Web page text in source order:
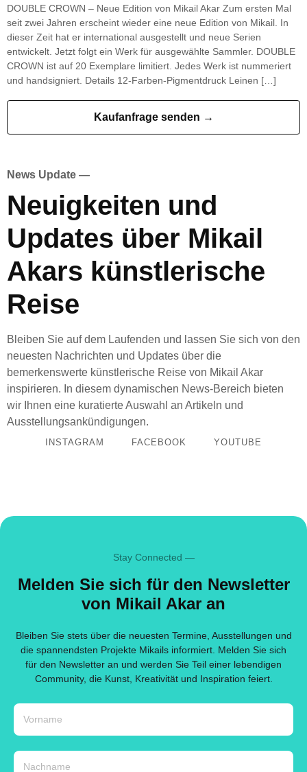
DOUBLE CROWN – Neue Edition von Mikail Akar Zum ersten Mal
seit zwei Jahren erscheint wieder eine neue Edition von Mikail. In
dieser Zeit hat er international ausgestellt und neue Serien
entwickelt. Jetzt folgt ein Werk für ausgewählte Sammler. DOUBLE
CROWN ist auf 20 Exemplare limitiert. Jedes Werk ist nummeriert
und handsigniert. Details 12-Farben-Pigmentdruck Leinen […]
Kaufanfrage senden →
News Update —
Neuigkeiten und
Updates über Mikail
Akars künstlerische
Reise
Bleiben Sie auf dem Laufenden und lassen Sie sich von den
neuesten Nachrichten und Updates über die
bemerkenswerte künstlerische Reise von Mikail Akar
inspirieren. In diesem dynamischen News-Bereich bieten
wir Ihnen eine kuratierte Auswahl an Artikeln und
Ausstellungsankündigungen.
INSTAGRAM FACEBOOK YOUTUBE
Stay Connected —
Melden Sie sich für den Newsletter
von Mikail Akar an
Bleiben Sie stets über die neuesten Termine, Ausstellungen und
die spannendsten Projekte Mikails informiert. Melden Sie sich
für den Newsletter an und werden Sie Teil einer lebendigen
Community, die Kunst, Kreativität und Inspiration feiert.